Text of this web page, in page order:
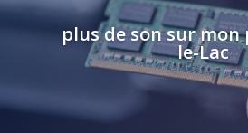
plus de son sur mon
le-Lac